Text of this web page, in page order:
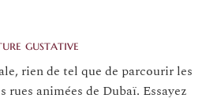
gustative
rien de tel que de parcourir les
rues animées de Dubaï. Essayez